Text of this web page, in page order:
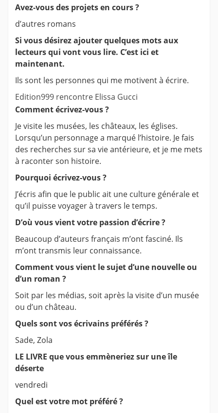
Avez-vous des projets en cours ?
d’autres romans
Si vous désirez ajouter quelques mots aux
lecteurs qui vont vous lire. C’est ici et
maintenant.
Ils sont les personnes qui me motivent à écrire.
Edition999 rencontre Elissa Gucci
Comment écrivez-vous ?
Je visite les musées, les châteaux, les églises.
Lorsqu’un personnage a marqué l’histoire. Je fais
des recherches sur sa vie antérieure, et je me mets
à raconter son histoire.
Pourquoi écrivez-vous ?
J’écris afin que le public ait une culture générale et
qu’il puisse voyager à travers le temps.
D’où vous vient votre passion d’écrire ?
Beaucoup d’auteurs français m’ont fasciné. Ils
m’ont transmis leur connaissance.
Comment vous vient le sujet d’une nouvelle ou
d’un roman ?
Soit par les médias, soit après la visite d’un musée
ou d’un château.
Quels sont vos écrivains préférés ?
Sade, Zola
LE LIVRE que vous emmèneriez sur une île
déserte
vendredi
Quel est votre mot préféré ?